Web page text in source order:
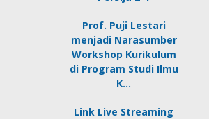
Prof. Puji Lestari
menjadi Narasumber
Workshop Kurikulum
di Program Studi Ilmu
K…
Link Live Streaming